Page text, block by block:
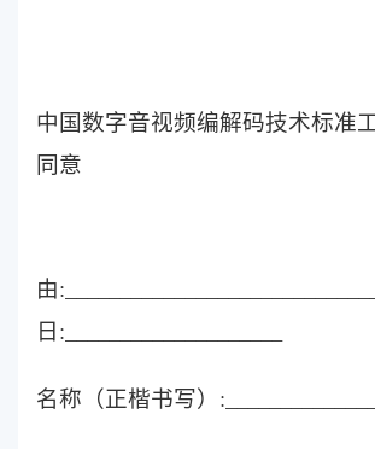
中国数字音视频编解码技术标准
同意
由
日:____________________
名称（正楷书写）